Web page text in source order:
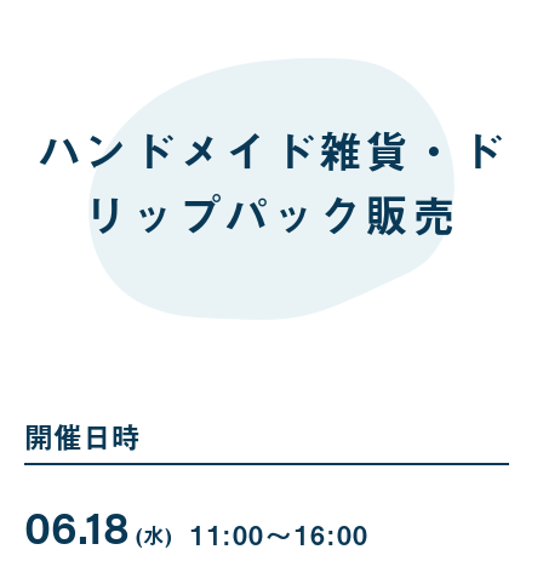
ハンドメイド雑貨・ド
リップパック販売
開催日時
06.18月
(水日
) 11:00〜16:00